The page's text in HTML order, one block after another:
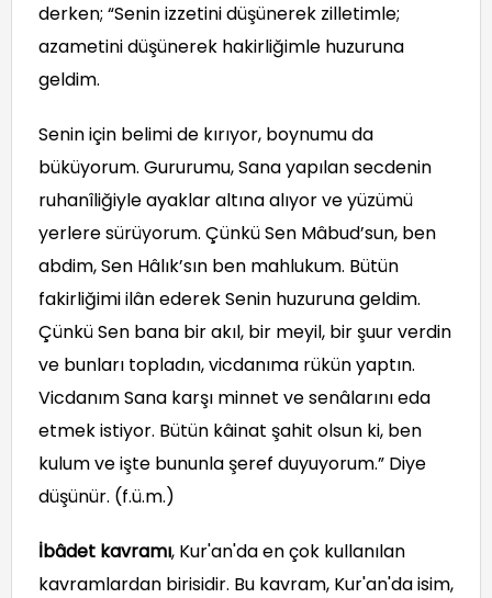
derken; “Senin izzetini düşünerek zilletimle;
azametini düşünerek hakirliğimle huzuruna
geldim.
Senin için belimi de kırıyor, boynumu da
büküyorum. Gururumu, Sana yapılan secdenin
ruhanîliğiyle ayaklar altına alıyor ve yüzümü
yerlere sürüyorum. Çünkü Sen Mâbud’sun, ben
abdim, Sen Hâlık’sın ben mahlukum. Bütün
fakirliğimi ilân ederek Senin huzuruna geldim.
Çünkü Sen bana bir akıl, bir meyil, bir şuur verdin
ve bunları topladın, vicdanıma rükün yaptın.
Vicdanım Sana karşı minnet ve senâlarını eda
etmek istiyor. Bütün kâinat şahit olsun ki, ben
kulum ve işte bununla şeref duyuyorum.” Diye
düşünür. (f.ü.m.)
İbâdet kavramı, Kur'an'da en çok kullanılan
kavramlardan birisidir. Bu kavram, Kur'an'da isim,